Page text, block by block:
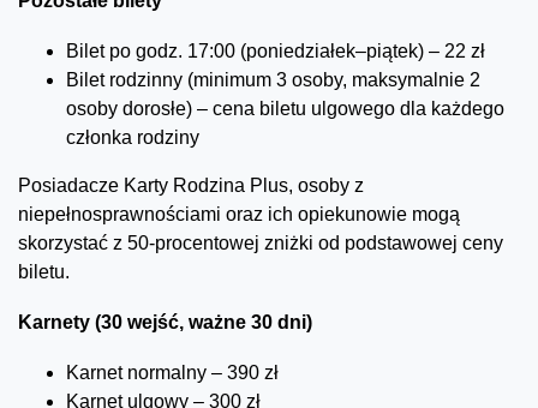
Bilet po godz. 17:00 (poniedziałek–piątek) – 22 zł
Bilet rodzinny (minimum 3 osoby, maksymalnie 2
osoby dorosłe) – cena biletu ulgowego dla każdego
członka rodziny
Posiadacze Karty Rodzina Plus, osoby z
niepełnosprawnościami oraz ich opiekunowie mogą
skorzystać z 50-procentowej zniżki od podstawowej ceny
biletu.
Karnety (30 wejść, ważne 30 dni)
Karnet normalny – 390 zł
Karnet ulgowy – 300 zł